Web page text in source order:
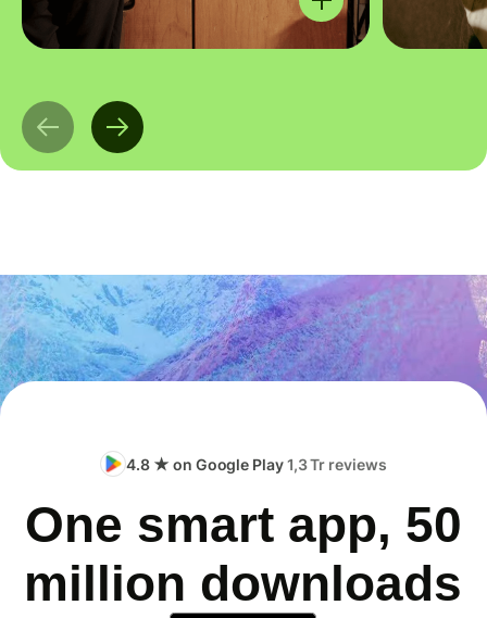
4.8 ★ on Google Play1,3 Tr reviews
One smart app, 50
million downloads